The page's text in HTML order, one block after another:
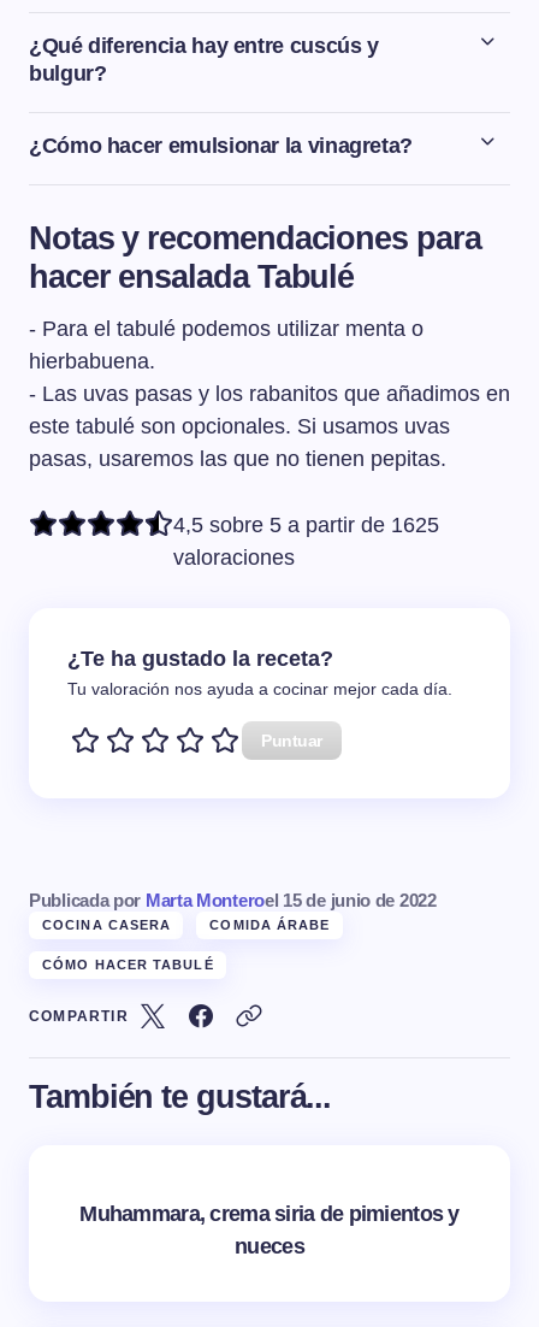
¿Qué diferencia hay entre cuscús y
bulgur?
Tanto el cuscús como el bulgur proceden del trigo pero
la forma en que se elaboran es distinta. El cuscús se
se obtiene una pasta que se deja secar y de ahí se
obtiene el cuscús. Sin embargo, el bulgur se obtiene
después de cocer y dejar secar los granos de trigo
¿Cómo hacer emulsionar la vinagreta?
Para hacer emulsionar la vinagreta hay que mezclar
homogénea. Un truco para emulsionar la vinagreta es
meter la mezcla en un bote de cristal con tapa y agitarlo
manera conseguiremos una emulsión perfecta.
Notas y recomendaciones para
hacer ensalada Tabulé
- Para el tabulé podemos utilizar menta o
hierbabuena.
- Las uvas pasas y los rabanitos que añadimos en
este tabulé son opcionales. Si usamos uvas
pasas, usaremos las que no tienen pepitas.
4,5 sobre 5 a partir de 1625
valoraciones
¿Te ha gustado la receta?
Tu valoración nos ayuda a cocinar mejor cada día.
Puntuar
Publicada por Marta Monteroel 15 de junio de 2022
COCINA CASERA COMIDA ÁRABE
CÓMO HACER TABULÉ
COMPARTIR
También te gustará...
Muhammara, crema siria de pimientos y
nueces